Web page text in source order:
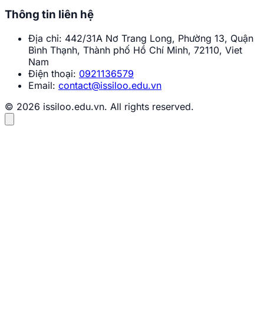
Thông tin liên hệ
Địa chỉ: 442/31A Nơ Trang Long, Phường 13, Quận
Bình Thạnh, Thành phố Hồ Chí Minh, 72110, Viet
Nam
Điện thoại: 0921136579
Email: contact@issiloo.edu.vn
© 2026 issiloo.edu.vn. All rights reserved.